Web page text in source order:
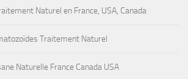
Naturel en France, USA, Canada
Traitement Naturel
Naturelle France Canada USA